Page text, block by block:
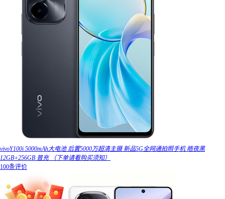
vivoY100i 5000mAh大电池 后置5000万超清主摄 新品5G全网通拍照手机 皓夜黑
12GB+256GB 普充 （下单请看购买须知）
100条评价